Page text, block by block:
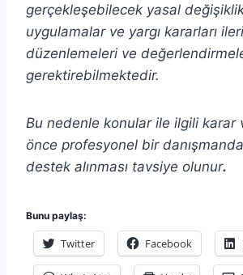
gerçekleşebilecek yasal
uygulamalar ve yargı kararları
düzenlemeleri ve
gerektirebilmektedir.
Bu nedenle konular ile ilgili karar
önce profesyonel bir
destek alınması tavsiye olunur.
Bunu paylaş:
Twitter Facebook